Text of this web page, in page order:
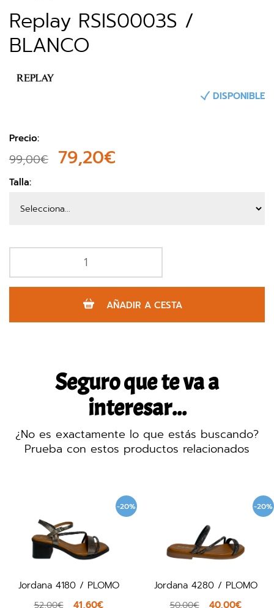
Replay RSIS0003S /
BLANCO
DISPONIBLE
Precio:
99,00€ 79,20€
Talla:
AÑADIR A CESTA
Seguro que te va a
interesar...
¿No es exactamente lo que estás buscando?
Prueba con estos productos relacionados
Jordana 4280 / PLOMO
50,00€
24 Horas 26812 /
105,90€